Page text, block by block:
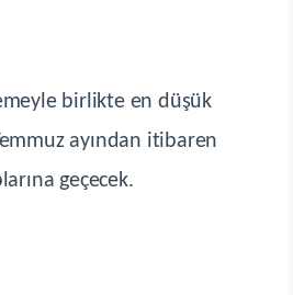
birlikte en düşük
ayından itibaren
geçecek.